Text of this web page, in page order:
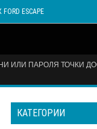
ESCAPE
ИЛИ ПАРОЛЯ ТОЧКИ
КАТЕГОРИИ